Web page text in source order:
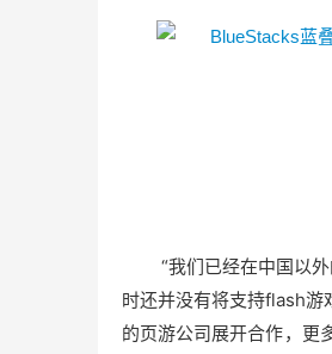
“我们已经在中国以
时还并没有将支持flash游
的页游公司展开合作，更